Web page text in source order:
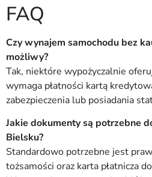
FAQ
Czy wynajem samochodu bez
możliwy?
Tak, niektóre wypożyczalnie
wymaga płatności kartą
zabezpieczenia lub posiadania
Jakie dokumenty są potrzebne
Bielsku?
Standardowo potrzebne jest
tożsamości oraz karta płatnicza